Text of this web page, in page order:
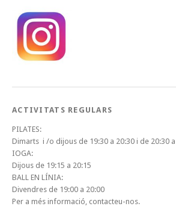
ACTIVITATS REGULARS
PILATES:
Dimarts i /o dijous de 19:30 a 20:30 i de 20:30
IOGA:
Dijous de 19:15 a 20:15
BALL EN LÍNIA:
Divendres de 19:00 a 20:00
Per a més informació, contacteu-nos.